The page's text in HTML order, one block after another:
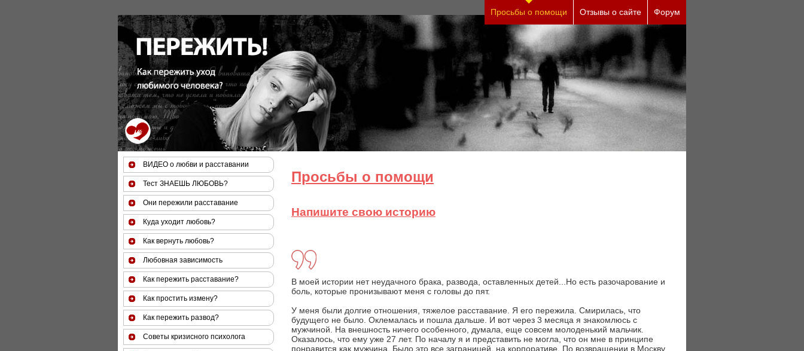
Просьбы о помощи Отзывы о сайте Форум
Просьбы о помощи
Напишите свою историю
В моей истории нет неудачного брака, развода, оставленных детей...Но есть разочарование и
боль, которые пронизывают меня с головы до пят.
У меня были долгие отношения, тяжелое расставание. Я его пережила. Смирилась, что
будущего не было. Оклемалась и пошла дальше. И вот через 3 месяца я знакомлюсь с
мужчиной. На внешность ничего особенного, думала, еще совсем молоденький мальчик.
Оказалось, что ему уже 27 лет. По началу я и представить не могла, что он мне в принципе
понравится как мужчина. Было это все заграницей, на корпоративе. По возвращении в Москву
ВИДЕО о любви и расставании
Тест ЗНАЕШЬ ЛЮБОВЬ?
Они пережили расставание
Куда уходит любовь?
Как вернуть любовь?
Любовная зависимость
Как пережить расставание?
Как простить измену?
Как пережить развод?
Советы кризисного психолога